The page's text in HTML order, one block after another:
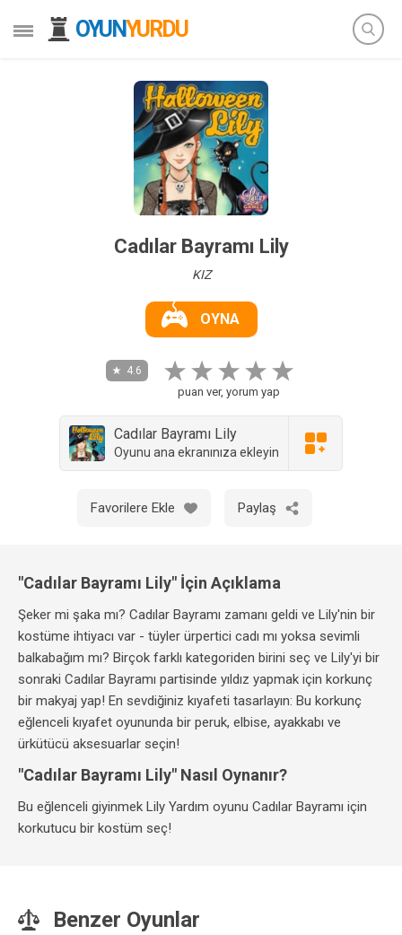
OYUNYURDU
Cadılar Bayramı Lily
KIZ
OYNA
4.6
puan ver, yorum yap
Cadılar Bayramı Lily
Oyunu ana ekranınıza ekleyin
Favorilere Ekle Paylaş
"Cadılar Bayramı Lily" İçin Açıklama
Şeker mi şaka mı? Cadılar Bayramı zamanı geldi ve Lily'nin bir
kostüme ihtiyacı var - tüyler ürpertici cadı mı yoksa sevimli
balkabağım mı? Birçok farklı kategoriden birini seç ve Lily'yi bir
sonraki Cadılar Bayramı partisinde yıldız yapmak için korkunç
bir makyaj yap! En sevdiğiniz kıyafeti tasarlayın: Bu korkunç
eğlenceli kıyafet oyununda bir peruk, elbise, ayakkabı ve
ürkütücü aksesuarlar seçin!
"Cadılar Bayramı Lily" Nasıl Oynanır?
Bu eğlenceli giyinmek Lily Yardım oyunu Cadılar Bayramı için
korkutucu bir kostüm seç!
Benzer Oyunlar